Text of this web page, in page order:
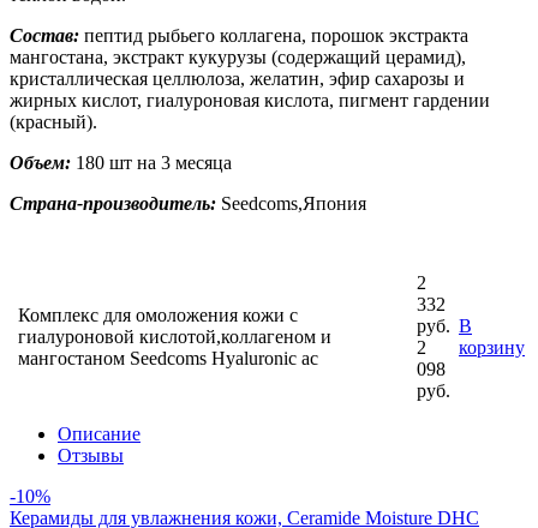
Состав: пептид рыбьего коллагена, порошок экстракта
мангостана, экстракт кукурузы (содержащий церамид),
кристаллическая целлюлоза, желатин, эфир сахарозы и
жирных кислот, гиалуроновая кислота, пигмент гардении
(красный).
Объем: 180 шт на 3 месяца
Страна-производитель: Seedcoms,Япония
Комплекс для омоложения кожи с
гиалуроновой кислотой,коллагеном и
мангостаном Seedcoms Hyaluronic ac
2
332
руб.
2
098
руб.
В
корзину
Описание
Отзывы
-10%
Керамиды для увлажнения кожи, Ceramide Moisture DHC